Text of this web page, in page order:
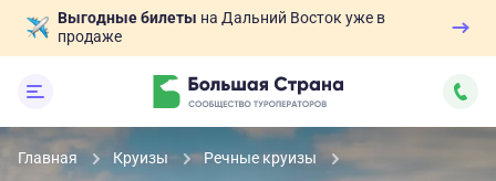
Выгодные билеты на Дальний Восток уже в
продаже
Главная Круизы
Речные круизы